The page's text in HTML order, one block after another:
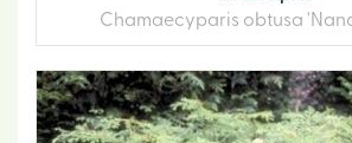
Chamaecyparis obtusa